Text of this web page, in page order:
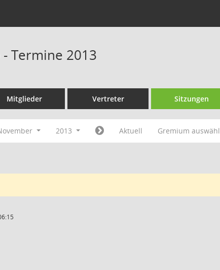
Termine 2013
Mitglieder Vertreter Sitzungen
2013 Aktuell Gremium